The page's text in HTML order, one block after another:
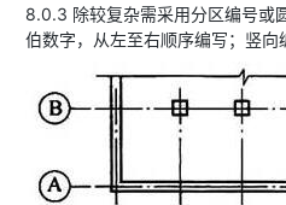
8.0.3 除较复杂需采用分区编号或
伯数字，从左至右顺序编写；竖